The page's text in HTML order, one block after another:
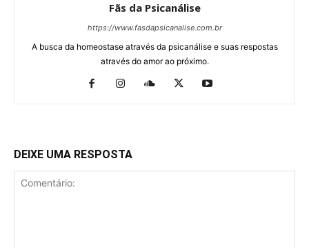
Fãs da Psicanálise
https://www.fasdapsicanalise.com.br
A busca da homeostase através da psicanálise e suas respostas
através do amor ao próximo.
DEIXE UMA RESPOSTA